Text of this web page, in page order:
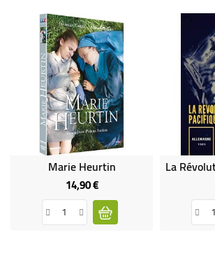
Marie Heurtin
14,90 €Prix